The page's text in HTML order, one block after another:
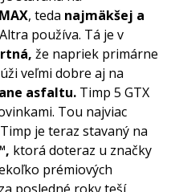
, teda najmäkšej a
používa. Tá je v
že napriek primárne
veľmi dobre aj na
asfaltu. Timp 5 GTX
Tou najviac
je teraz stavaný na
ktorá doteraz u značky
prémiových
posledné roky teší